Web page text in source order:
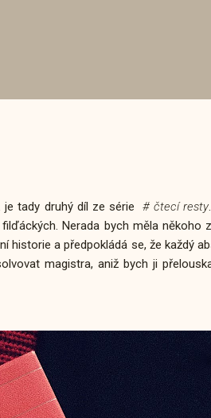
je tady druhý díl ze série# čtecí resty
Nerada bych měla někoho
historie a předpokládá se, že každý
magistra, aniž bych ji